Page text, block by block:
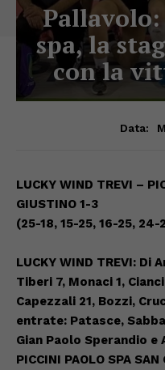
spa, la
con la
Data:
LUCKY WIND TREVI –
GIUSTINO 1-3
(25-18, 15-25, 16-25, 24-
LUCKY WIND TREVI: Di
Tiberi 7, Monaci 1,
Capezzali 21, Bozzi,
entrate: Patasce,
Gian Paolo Sperandio e
PICCINI PAOLO SPA